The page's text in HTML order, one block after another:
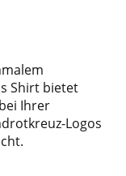
Shirt bietet
Ihrer
Logos